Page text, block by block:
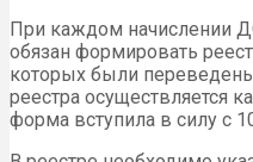
При каж­дом на­чис­ле­нии
обязан фор­ми­ро­вать
которых были
реестра осуществляется
форма вступила в силу с